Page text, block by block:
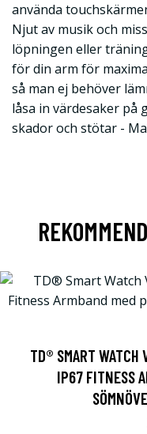
använda
Njut av musik och
löpningen eller
för din arm för
så man ej behöver
låsa in värdesaker på
skador och stötar -
TD® SMART WATCH
IP67 FITNESS